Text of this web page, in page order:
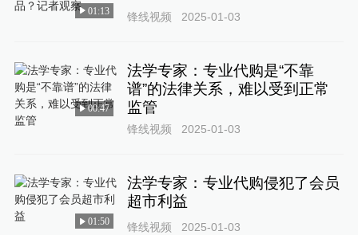
01:13 锋线视频 2025-01-03
00:47
法学专家：专业代购是“不靠
谱”的法律关系，难以受到正常
监管
锋线视频 2025-01-03
01:50
法学专家：专业代购侵犯了会员
超市利益
锋线视频 2025-01-03